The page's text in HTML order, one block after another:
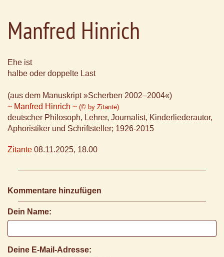
Manfred Hinrich
Ehe ist
halbe oder doppelte Last
(aus dem Manuskript »Scherben 2002–2004«)
~ Manfred Hinrich ~ (© by Zitante)
deutscher Philosoph, Lehrer, Journalist, Kinderliederautor,
Aphoristiker und Schriftsteller; 1926-2015
Zitante 08.11.2025, 18.00
Kommentare hinzufügen
Dein Name:
Deine E-Mail-Adresse: